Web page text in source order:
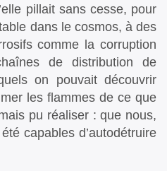
pillait sans cesse, pour
dans le cosmos, à des
comme la corruption
de distribution de
on pouvait découvrir
les flammes de ce que
pu réaliser : que nous,
capables d’autodétruire